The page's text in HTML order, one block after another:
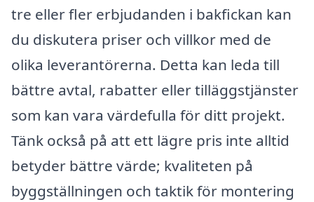
tre eller fler erbjudanden i bakfickan kan
du diskutera priser och villkor med de
olika leverantörerna. Detta kan leda till
bättre avtal, rabatter eller tilläggstjänster
som kan vara värdefulla för ditt projekt.
Tänk också på att ett lägre pris inte alltid
betyder bättre värde; kvaliteten på
byggställningen och taktik för montering